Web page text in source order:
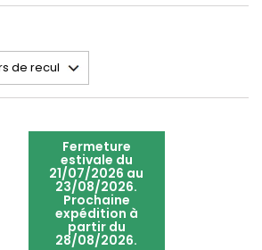
Fermeture
estivale du
21/07/2026 au
23/08/2026.
Prochaine
expédition à
partir du
28/08/2026.